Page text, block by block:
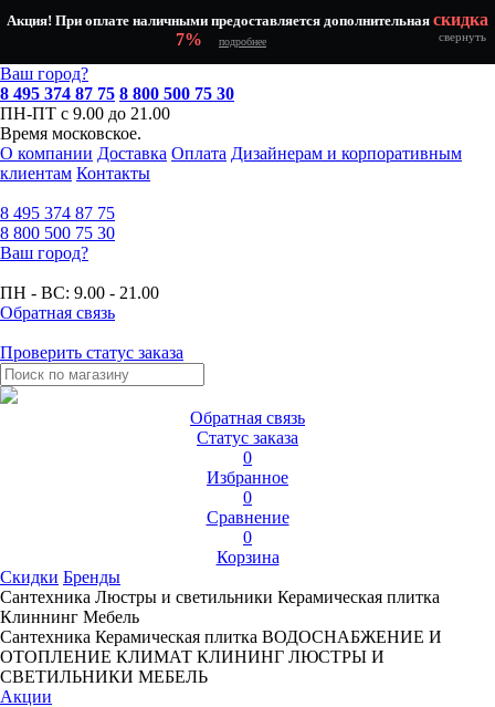
Акция! При оплате наличными предоставляется дополнительная скидка
7%
подробнее свернуть
Ваш город?
8 495 374 87 75 8 800 500 75 30
ПН-ПТ с 9.00 до 21.00
Время московское.
О компании Доставка Оплата Дизайнерам и корпоративным
клиентам Контакты
8 495 374 87 75
8 800 500 75 30
Ваш город?
ПН - ВС: 9.00 - 21.00
Обратная связь
Проверить статус заказа
Обратная связь
Статус заказа
0
Избранное
0
Сравнение
0
Корзина
Скидки Бренды
Сантехника Люстры и светильники Керамическая плитка
Клиннинг Мебель
Сантехника Керамическая плитка ВОДОСНАБЖЕНИЕ И
ОТОПЛЕНИЕ КЛИМАТ КЛИНИНГ ЛЮСТРЫ И
СВЕТИЛЬНИКИ МЕБЕЛЬ
Акции